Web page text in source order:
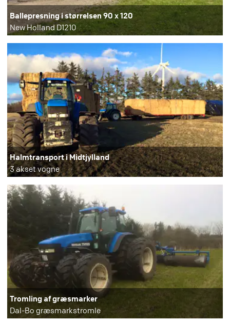
Ballepresning i størrelsen 90 x 120
New Holland D1210
Halmtransport i Midtjylland
3 akset vogne
Tromling af græsmarker
Dal-Bo græsmarkstromle